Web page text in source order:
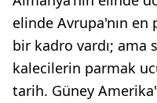
elinde Avrupa'nın
bir kadro vardı; ama
kalecilerin parmak
tarih. Güney